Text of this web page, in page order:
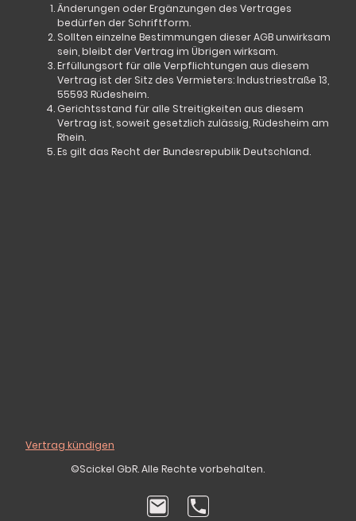
Änderungen oder Ergänzungen des Vertrages
bedürfen der Schriftform.
Sollten einzelne Bestimmungen dieser AGB unwirksam
sein, bleibt der Vertrag im Übrigen wirksam.
Erfüllungsort für alle Verpflichtungen aus diesem
Vertrag ist der Sitz des Vermieters:Industriestraße 13,
55593 Rüdesheim.
Gerichtsstand für alle Streitigkeiten aus diesem
Vertrag ist, soweit gesetzlich zulässig, Rüdesheim am
Rhein.
Es gilt das Recht der Bundesrepublik Deutschland.
Vertrag kündigen
©Scickel GbR. Alle Rechte vorbehalten.